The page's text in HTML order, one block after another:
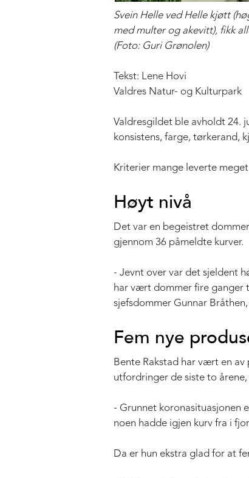
Svein Helle ved Helle kjøtt
med multer og akevitt), fikk
(Foto: Guri Grønolen)
Tekst: Lene Hovi
Valdres Natur- og Kulturpark
Valdresgildet ble avholdt 24.
konsistens, farge, tørkerand,
Kriterier mange leverte
Høyt nivå
Det var en begeistret
gjennom 36 påmeldte kurver.
- Jevnt over var det sjeldent
har vært dommer fire ganger
sjefsdommer Gunnar
Fem nye
Bente Rakstad har vært en
utfordringer de siste to
- Grunnet koronasituasjonen
noen hadde igjen kurv fra i
Da er hun ekstra glad for at